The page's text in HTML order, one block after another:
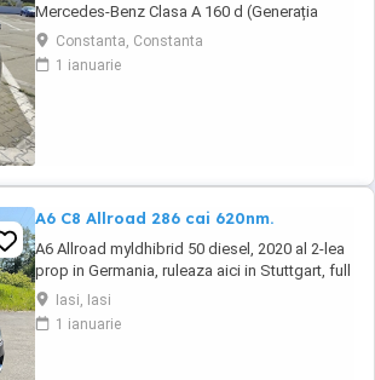
Mercedes-Benz Clasa A 160 d (Generația
W176 Facelift), o mașină compactă premium,
extrem de fiabilă și cu un consum excelent de
* Autoturismul a aparținut de la început unei
Constanta, Constanta
1 ianuarie
A6 C8 Allroad 286 cai 620nm.
A6 Allroad myldhibrid 50 diesel, 2020 al 2-lea
prop in Germania, ruleaza aici in Stuttgart, full
istoric service pachet bussiness. Nu fac
schimburi!!! !!! detalii
Iasi, Iasi
1 ianuarie